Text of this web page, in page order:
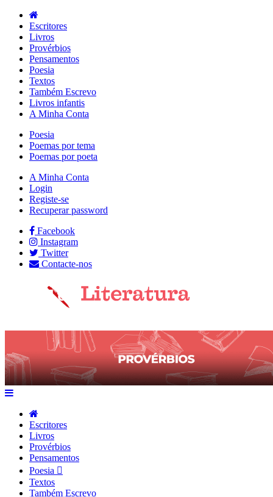
Escritores
Livros
Provérbios
Pensamentos
Poesia
Textos
Também Escrevo
Livros infantis
A Minha Conta
Poesia
Poemas por tema
Poemas por poeta
A Minha Conta
Login
Registe-se
Recuperar password
Facebook
Instagram
Twitter
Contacte-nos
Escritores
Livros
Provérbios
Pensamentos
Poesia
Textos
Também Escrevo